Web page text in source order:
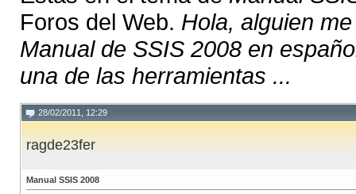
Foros del Web. Hola, alguien
Manual de SSIS 2008 en
una de las herramientas ...
28/02/2011, 12:29
ragde23fer
Manual SSIS 2008